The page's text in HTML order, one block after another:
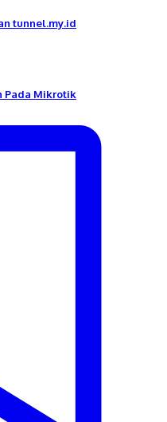
tunnel.my.id
Pada Mikrotik